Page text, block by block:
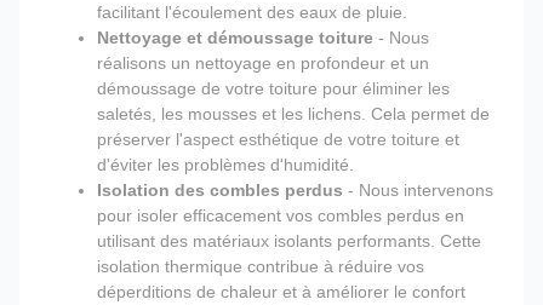
facilitant l'écoulement des eaux de pluie.
Nettoyage et démoussage toiture - Nous
réalisons un nettoyage en profondeur et un
démoussage de votre toiture pour éliminer les
saletés, les mousses et les lichens. Cela permet de
préserver l'aspect esthétique de votre toiture et
d'éviter les problèmes d'humidité.
Isolation des combles perdus - Nous intervenons
pour isoler efficacement vos combles perdus en
utilisant des matériaux isolants performants. Cette
isolation thermique contribue à réduire vos
déperditions de chaleur et à améliorer le confort